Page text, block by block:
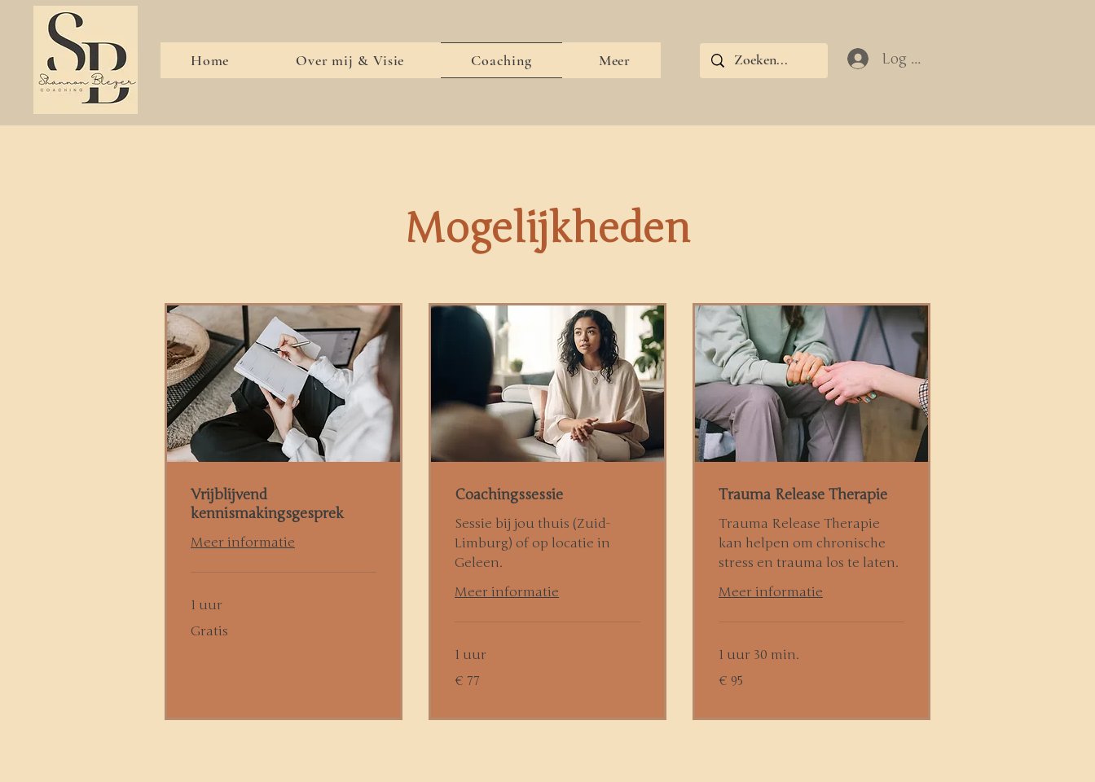
Home Over mij & Visie Coaching Meer Log In
Mogelijkheden
Vrijblijvend
kennismakingsgesprek
Meer informatie
1 uur
Gratis
Coachingssessie
Sessie bij jou thuis (Zuid-
Limburg) of op locatie in
Geleen.
Meer informatie
1 uur
euro
€ 77
Trauma Release Therapie
Trauma Release Therapie
kan helpen om chronische
stress en trauma los te laten.
Meer informatie
1 uur 30 min.
euro
€ 95